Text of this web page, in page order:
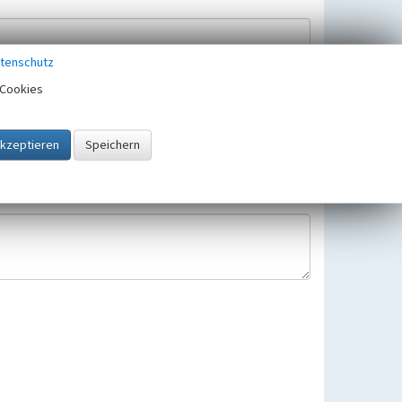
gespeichert und verwendet.
gültigen Europäischen